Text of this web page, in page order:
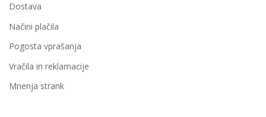
Dostava
Načini plačila
Pogosta vprašanja
Vračila in reklamacije
Mnenja strank